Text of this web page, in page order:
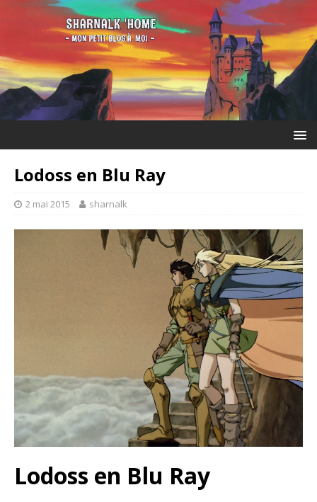
Lodoss en Blu Ray
2 mai 2015 sharnalk
Lodoss en Blu Ray